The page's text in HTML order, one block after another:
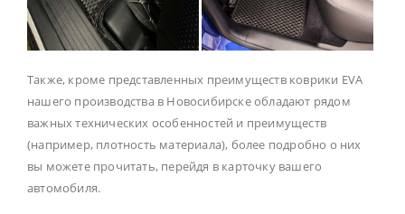
Также, кроме представленных преимуществ коврики EVA
нашего производства в Новосибирске обладают рядом
важных технических особенностей и преимуществ
(например, плотность материала), более подробно о них
вы можете прочитать, перейдя в карточку вашего
автомобиля.